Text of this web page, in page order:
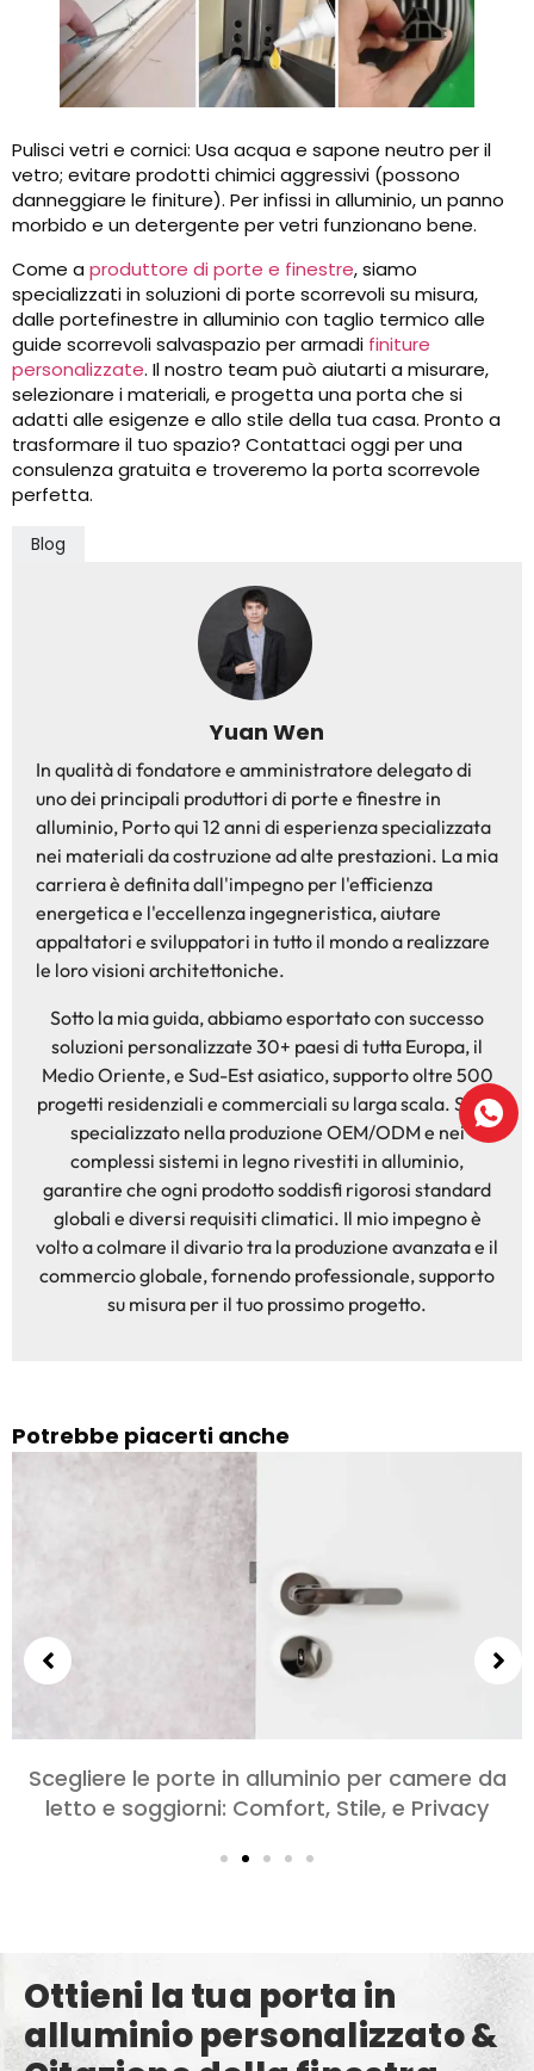
Pulisci vetri e cornici: Usa acqua e sapone neutro per il
vetro; evitare prodotti chimici aggressivi (possono
danneggiare le finiture). Per infissi in alluminio, un panno
morbido e un detergente per vetri funzionano bene.
Come a produttore di porte e finestre, siamo
specializzati in soluzioni di porte scorrevoli su misura,
dalle portefinestre in alluminio con taglio termico alle
guide scorrevoli salvaspazio per armadi finiture
personalizzate. Il nostro team può aiutarti a misurare,
selezionare i materiali, e progetta una porta che si
adatti alle esigenze e allo stile della tua casa. Pronto a
trasformare il tuo spazio? Contattaci oggi per una
consulenza gratuita e troveremo la porta scorrevole
perfetta.
Blog
Yuan Wen
In qualità di fondatore e amministratore delegato di
uno dei principali produttori di porte e finestre in
alluminio, Porto qui 12 anni di esperienza specializzata
nei materiali da costruzione ad alte prestazioni. La mia
carriera è definita dall'impegno per l'efficienza
energetica e l'eccellenza ingegneristica, aiutare
appaltatori e sviluppatori in tutto il mondo a realizzare
le loro visioni architettoniche.
Sotto la mia guida, abbiamo esportato con successo
soluzioni personalizzate 30+ paesi di tutta Europa, il
Medio Oriente, e Sud-Est asiatico, supporto oltre 500
progetti residenziali e commerciali su larga scala. Sono
specializzato nella produzione OEM/ODM e nei
complessi sistemi in legno rivestiti in alluminio,
garantire che ogni prodotto soddisfi rigorosi standard
globali e diversi requisiti climatici. Il mio impegno è
volto a colmare il divario tra la produzione avanzata e il
commercio globale, fornendo professionale, supporto
su misura per il tuo prossimo progetto.
Potrebbe piacerti anche
Esplorando i diversi tipi di porte in alluminio per
progetti su larga scala
Ottieni la tua porta in
alluminio personalizzato &